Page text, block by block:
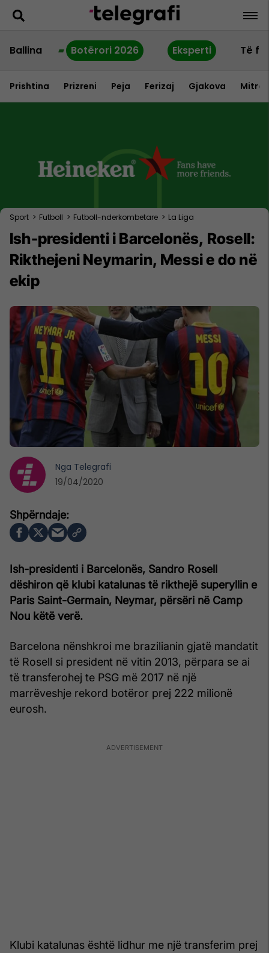
Ballina Botërori 2026 Eksperti Të
Prishtina Prizreni Peja Ferizaj Gjakova
Sport > Futboll > Futboll-nderkombetare > La Liga
Ish-presidenti i Barcelonës, Rosell:
Rikthejeni Neymarin, Messi e do në
ekip
Ish-presidenti i Barcelonës, Sandro Rosell
dëshiron që klubi katalunas të rikthejë superyllin e
Paris Saint-Germain, Neymar, përsëri në Camp
Nou këtë verë.
Barcelona nënshkroi me brazilianin gjatë mandatit
të Rosell si president në vitin 2013, përpara se ai
të transferohej te PSG më 2017 në një
marrëveshje rekord botëror prej 222 milionë
eurosh.
Klubi katalunas është lidhur me një transferim prej
Nga Telegrafi
19/04/2020